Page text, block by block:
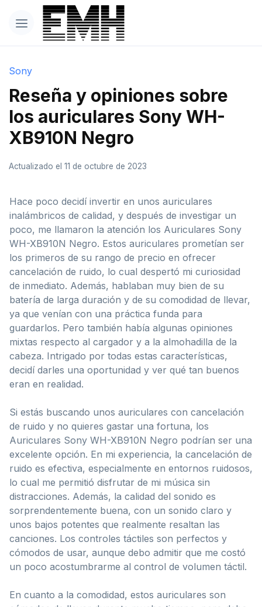
Sony
Reseña y opiniones sobre
los auriculares Sony WH-
XB910N Negro
Actualizado el 11 de octubre de 2023
Hace poco decidí invertir en unos auriculares
inalámbricos de calidad, y después de investigar un
poco, me llamaron la atención los Auriculares Sony
WH-XB910N Negro. Estos auriculares prometían ser
los primeros de su rango de precio en ofrecer
cancelación de ruido, lo cual despertó mi curiosidad
de inmediato. Además, hablaban muy bien de su
batería de larga duración y de su comodidad de llevar,
ya que venían con una práctica funda para
guardarlos. Pero también había algunas opiniones
mixtas respecto al cargador y a la almohadilla de la
cabeza. Intrigado por todas estas características,
decidí darles una oportunidad y ver qué tan buenos
eran en realidad.
Si estás buscando unos auriculares con cancelación
de ruido y no quieres gastar una fortuna, los
Auriculares Sony WH-XB910N Negro podrían ser una
excelente opción. En mi experiencia, la cancelación de
ruido es efectiva, especialmente en entornos ruidosos,
lo cual me permitió disfrutar de mi música sin
distracciones. Además, la calidad del sonido es
sorprendentemente buena, con un sonido claro y
unos bajos potentes que realmente resaltan las
canciones. Los controles táctiles son perfectos y
cómodos de usar, aunque debo admitir que me costó
un poco acostumbrarme al control de volumen táctil.
En cuanto a la comodidad, estos auriculares son